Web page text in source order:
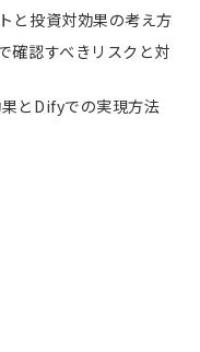
と投資対効果の考え方
確認すべきリスクと対
とDifyでの実現方法